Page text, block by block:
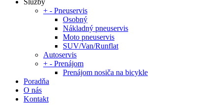
Služby
+ - Pneuservis
Osobný
Nákladný pneuservis
Moto pneuservis
SUV/Van/Runflat
Autoservis
+ - Prenájom
Prenájom nosiča na bicykle
Poradňa
O nás
Kontakt